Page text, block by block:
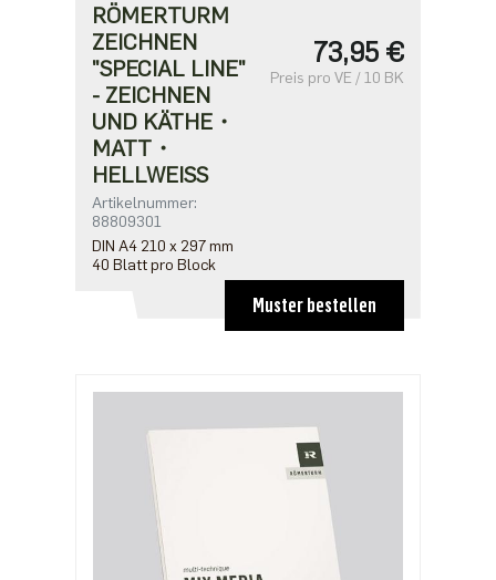
RÖMERTURM
ZEICHNEN
"SPECIAL LINE"
- ZEICHNEN
UND KÄTHE・
MATT・
HELLWEISS
Artikelnummer:
88809301
DIN A4 210 x 297 mm
40 Blatt pro Block
73,95 €
Preis pro VE / 10 BK
Muster bestellen